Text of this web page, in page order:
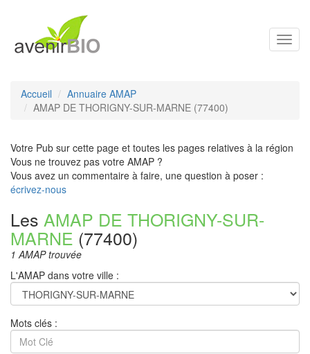
Accueil
Annuaire AMAP
AMAP DE THORIGNY-SUR-MARNE (77400)
Votre Pub sur cette page et toutes les pages relatives à la région
Vous ne trouvez pas votre AMAP ?
Vous avez un commentaire à faire, une question à poser :
écrivez-nous
Les AMAP DE THORIGNY-SUR-
MARNE (77400)
1 AMAP trouvée
L'AMAP dans votre ville :
Mots clés :